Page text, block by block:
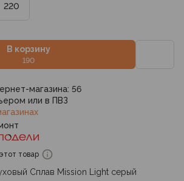
220
В корзину
190
магазина: 56
или в ПВЗ
товар
Сплав Mission Light серый